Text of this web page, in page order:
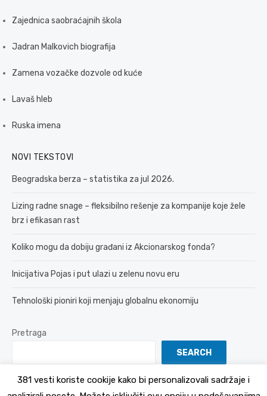
Zajednica saobraćajnih škola
Jadran Malkovich biografija
Zamena vozačke dozvole od kuće
Lavaš hleb
Ruska imena
NOVI TEKSTOVI
Beogradska berza – statistika za jul 2026.
Lizing radne snage – fleksibilno rešenje za kompanije koje žele
brz i efikasan rast
Koliko mogu da dobiju građani iz Akcionarskog fonda?
Inicijativa Pojas i put ulazi u zelenu novu eru
Tehnološki pioniri koji menjaju globalnu ekonomiju
Pretraga
SEARCH
381 vesti koriste cookije kako bi personalizovali sadržaje i